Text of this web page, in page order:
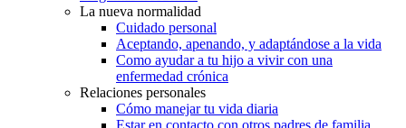
La nueva normalidad
Cuidado personal
Aceptando, apenando, y adaptándose a la vida
Como ayudar a tu hijo a vivir con una
enfermedad crónica
Relaciones personales
Cómo manejar tu vida diaria
Estar en contacto con otros padres de familia